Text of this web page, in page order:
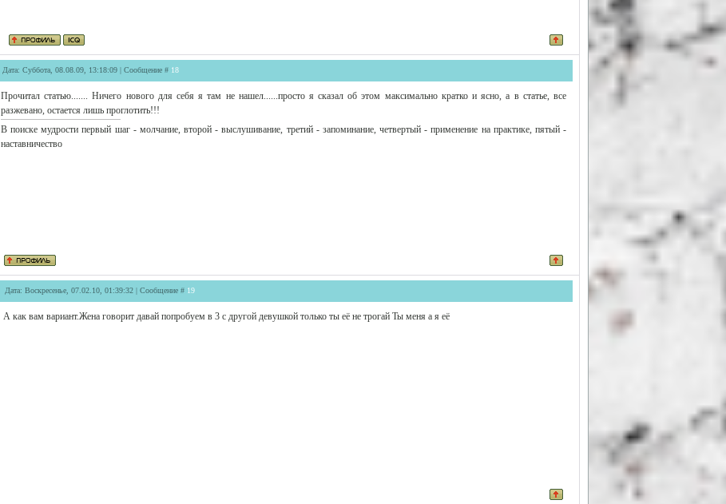
Дата: Суббота, 08.08.09, 13:18:09 | Сообщение # 18
Прочитал статью....... Ничего нового для себя я там не нашел......просто я сказал об этом максимально кратко и ясно, а в статье, все
разжевано, остается лишь проглотить!!!
В поиске мудрости первый шаг - молчание, второй - выслушивание, третий - запоминание, четвертый - применение на практике, пятый -
наставничество
Дата: Воскресенье, 07.02.10, 01:39:32 | Сообщение # 19
А как вам вариант.Жена говорит давай попробуем в 3 с другой девушкой только ты её не трогай Ты меня а я её